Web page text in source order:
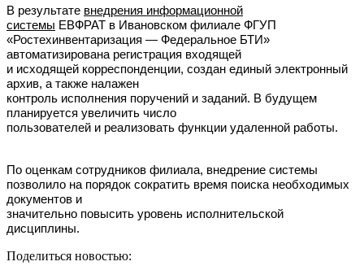
В результате внедрения информационной
системы ЕВФРАТ в Ивановском филиале ФГУП
«Ростехинвентаризация — Федеральное БТИ»
автоматизирована регистрация входящей
и исходящей корреспонденции, создан единый электронный
архив, а также налажен
контроль исполнения поручений и заданий. В будущем
планируется увеличить число
пользователей и реализовать функции удаленной работы.
По оценкам сотрудников филиала, внедрение системы
позволило на порядок сократить время поиска необходимых
документов и
значительно повысить уровень исполнительской
дисциплины.
Поделиться новостью: